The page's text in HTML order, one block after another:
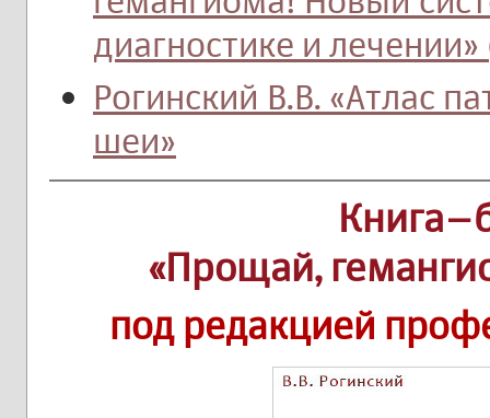
диагностике и
Рогинский В.В. «Атлас
шеи»
«Прощай,
под редакцией